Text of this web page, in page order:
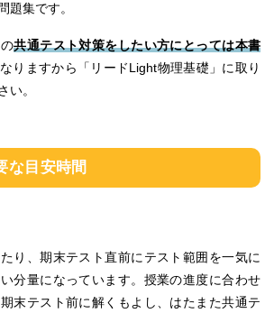
題集です。
共通テスト対策をしたい方にとっては本書
りますから「リードLight物理基礎」に取り
い。
な目安時間
り、期末テスト直前にテスト範囲を一気に
分量になっています。授業の進度に合わせ
末テスト前に解くもよし、はたまた共通テ